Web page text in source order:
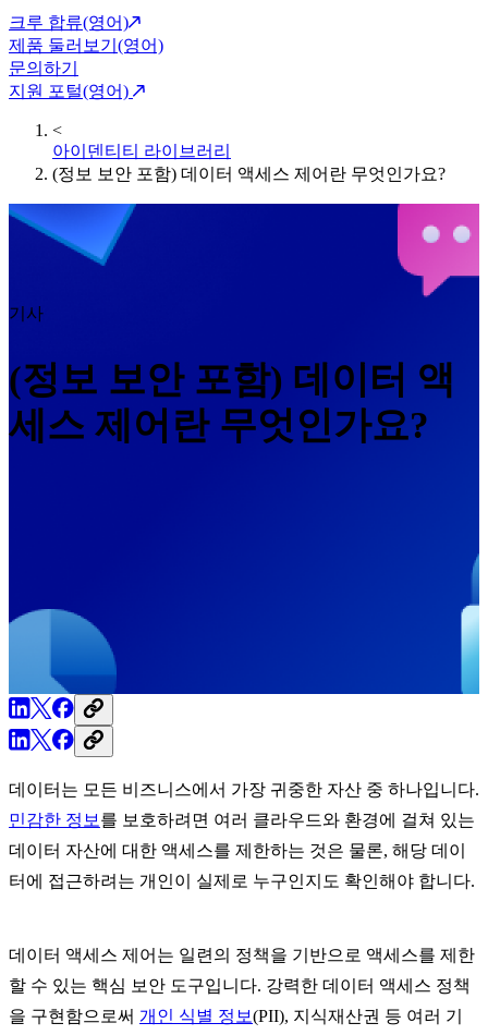
크루 합류(영어)
제품 둘러보기(영어)
문의하기
지원 포털(영어)
<
아이덴티티 라이브러리
(정보 보안 포함) 데이터 액세스 제어란 무엇인가요?
기사
(정보 보안 포함) 데이터 액
세스 제어란 무엇인가요?
데이터는 모든 비즈니스에서 가장 귀중한 자산 중 하나입니다.
민감한 정보 를 보호하려면 여러 클라우드와 환경에 걸쳐 있는
데이터 자산에 대한 액세스를 제한하는 것은 물론, 해당 데이
터에 접근하려는 개인이 실제로 누구인지도 확인해야 합니다.
데이터 액세스 제어는 일련의 정책을 기반으로 액세스를 제한
할 수 있는 핵심 보안 도구입니다. 강력한 데이터 액세스 정책
을 구현함으로써 개인 식별 정보(PII), 지식재산권 등 여러 기